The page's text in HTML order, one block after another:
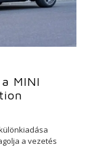
MINI
a vezetés